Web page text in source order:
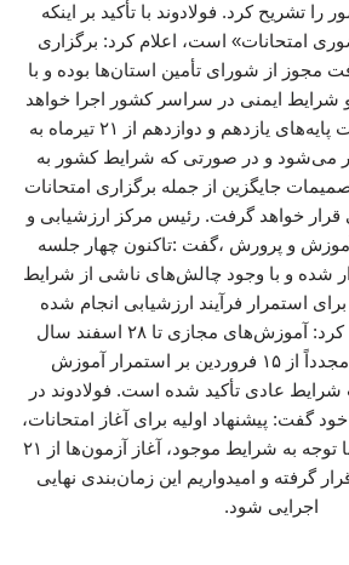
تشریح کرد. فولادوند با تأکید بر اینکه
امتحانات» است، اعلام کرد: برگزاری
مجوز از شورای تأمین استان‌ها بوده و با
شرایط ایمنی در سراسر کشور اجرا خواهد
شد. وی افزود: امتحانات پایه‌های یازدهم و دوازدهم از ۲۱ تیرماه به
می‌شود و در صورتی که شرایط کشور به
جایگزین از جمله برگزاری امتحانات
قرار خواهد گرفت. رئیس مرکز ارزشیابی و
و پرورش ،گفت :تاکنون چهار جلسه
شده و با وجود چالش‌های ناشی از شرایط
استمرار فرآیند ارزشیابی انجام شده
است. وی خاطرنشان کرد: آموزش‌های مجازی تا ۲۸ اسفند سال
پیش ادامه داشته و مجدداً از ۱۵ فروردین بر استمرار آموزش
عادی تأکید شده است. فولادوند در
گفت: پیشنهاد اولیه برای آغاز امتحانات،
دوم خردادماه بوده اما با توجه به شرایط موجود، آغاز آزمون‌ها از ۲۱
گرفته و امیدواریم این زمان‌بندی نهایی
اجرایی شود.